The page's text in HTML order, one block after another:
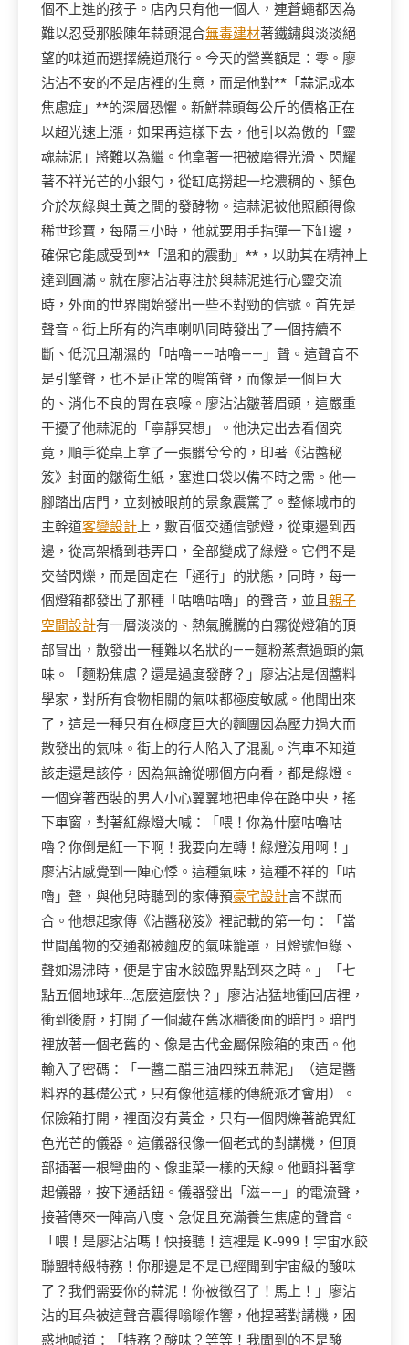
個不上進的孩子。店內只有他一個人，連蒼蠅都因為
難以忍受那股陳年蒜頭混合無毒建材著鐵鏽與淡淡絕
望的味道而選擇繞道飛行。今天的營業額是：零。廖
沾沾不安的不是店裡的生意，而是他對**「蒜泥成本
焦慮症」**的深層恐懼。新鮮蒜頭每公斤的價格正在
以超光速上漲，如果再這樣下去，他引以為傲的「靈
魂蒜泥」將難以為繼。他拿著一把被磨得光滑、閃耀
著不祥光芒的小銀勺，從缸底撈起一坨濃稠的、顏色
介於灰綠與土黃之間的發酵物。這蒜泥被他照顧得像
稀世珍寶，每隔三小時，他就要用手指彈一下缸邊，
確保它能感受到**「溫和的震動」**，以助其在精神上
達到圓滿。就在廖沾沾專注於與蒜泥進行心靈交流
時，外面的世界開始發出一些不對勁的信號。首先是
聲音。街上所有的汽車喇叭同時發出了一個持續不
斷、低沉且潮濕的「咕嚕——咕嚕——」聲。這聲音不
是引擎聲，也不是正常的鳴笛聲，而像是一個巨大
的、消化不良的胃在哀嚎。廖沾沾皺著眉頭，這嚴重
干擾了他蒜泥的「寧靜冥想」。他決定出去看個究
竟，順手從桌上拿了一張髒兮兮的，印著《沾醬秘
笈》封面的皺衛生紙，塞進口袋以備不時之需。他一
腳踏出店門，立刻被眼前的景象震驚了。整條城市的
主幹道客變設計 上，數百個交通信號燈，從東邊到西
邊，從高架橋到巷弄口，全部變成了綠燈。它們不是
交替閃爍，而是固定在「通行」的狀態，同時，每一
個燈箱都發出了那種「咕嚕咕嚕」的聲音，並且 親子
空間設計有一層淡淡的、熱氣騰騰的白霧從燈箱的頂
部冒出，散發出一種難以名狀的——麵粉蒸煮過頭的氣
味。「麵粉焦慮？還是過度發酵？」廖沾沾是個醬料
學家，對所有食物相關的氣味都極度敏感。他聞出來
了，這是一種只有在極度巨大的麵團因為壓力過大而
散發出的氣味。街上的行人陷入了混亂。汽車不知道
該走還是該停，因為無論從哪個方向看，都是綠燈。
一個穿著西裝的男人小心翼翼地把車停在路中央，搖
下車窗，對著紅綠燈大喊：「喂！你為什麼咕嚕咕
嚕？你倒是紅一下啊！我要向左轉！綠燈沒用啊！」
廖沾沾感覺到一陣心悸。這種氣味，這種不祥的「咕
嚕」聲，與他兒時聽到的家傳預豪宅設計言不謀而
合。他想起家傳《沾醬秘笈》裡記載的第一句：「當
世間萬物的交通都被麵皮的氣味籠罩，且燈號恒綠、
聲如湯沸時，便是宇宙水餃臨界點到來之時。」「七
點五個地球年…怎麼這麼快？」廖沾沾猛地衝回店裡，
衝到後廚，打開了一個藏在舊冰櫃後面的暗門。暗門
裡放著一個老舊的、像是古代金屬保險箱的東西。他
輸入了密碼：「一醬二醋三油四辣五蒜泥」（這是醬
料界的基礎公式，只有像他這樣的傳統派才會用）。
保險箱打開，裡面沒有黃金，只有一個閃爍著詭異紅
色光芒的儀器。這儀器很像一個老式的對講機，但頂
部插著一根彎曲的、像韭菜一樣的天線。他顫抖著拿
起儀器，按下通話鈕。儀器發出「滋——」的電流聲，
接著傳來一陣高八度、急促且充滿養生焦慮的聲音。
「喂！是廖沾沾嗎！快接聽！這裡是 K-999！宇宙水餃
聯盟特級特務！你那邊是不是已經聞到宇宙級的酸味
了？我們需要你的蒜泥！你被徵召了！馬上！」廖沾
沾的耳朵被這聲音震得嗡嗡作響，他捏著對講機，困
惑地喊道：「特務？酸味？等等！我聞到的不是酸